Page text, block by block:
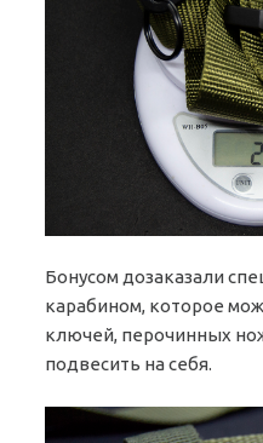
Бонусом дозаказали
карабином, которое
ключей, перочинных
подвесить на себя.